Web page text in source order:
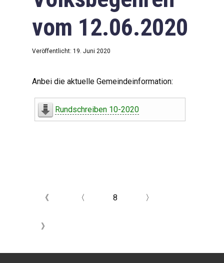
vom 12.06.2020
Veröffentlicht: 19. Juni 2020
Anbei die aktuelle Gemeindeinformation:
Rundschreiben 10-2020
《 〈 8 〉
》